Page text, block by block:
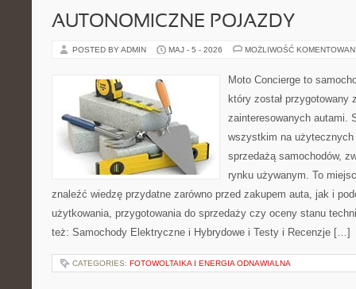
AUTONOMICZNE POJAZDY
POSTED BY ADMIN MAJ - 5 - 2026 MOŻLIWOŚĆ
Moto Concierge to
który został przygotowany
zainteresowanych autami.
wszystkim na
sprzedażą samochodów,
rynku używanym. To
znaleźć wiedzę przydatne zarówno przed zakupem auta, jak i
użytkowania, przygotowania do sprzedaży czy oceny stanu
też: Samochody Elektryczne i Hybrydowe i Testy i Recenzje […]
CATEGORIES: FOTOWOLTAIKA I ENERGIA ODNAWIALNA